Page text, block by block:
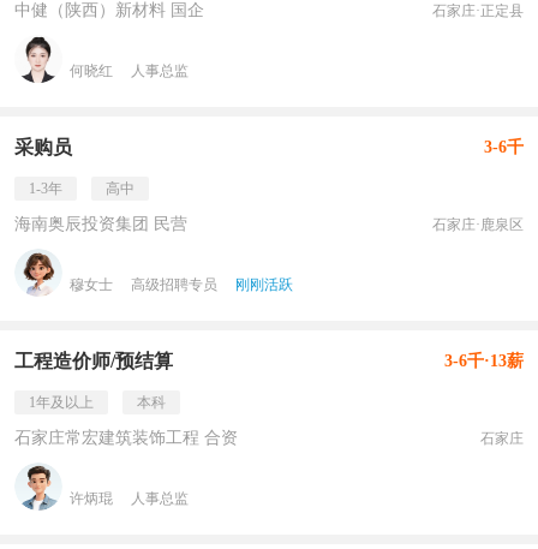
中健（陕西）新材料 国企 石家庄·正定县
何晓红 人事总监
采购员 3-6千
1-3年 高中
海南奥辰投资集团 民营 石家庄·鹿泉区
穆女士 高级招聘专员 刚刚活跃
工程造价师/预结算 3-6千·13薪
1年及以上 本科
石家庄常宏建筑装饰工程 合资 石家庄
许炳琨 人事总监